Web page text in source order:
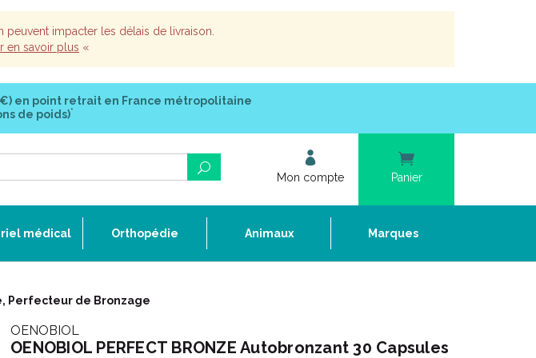
peuvent impacter les délais de livraison.
en savoir plus «
en point retrait en France métropolitaine
de poids)*
Mon compte Panier
médical Orthopédie Animaux Marques
Perfecteur de Bronzage
OENOBIOL
OENOBIOL PERFECT BRONZE Autobronzant 30 Capsules